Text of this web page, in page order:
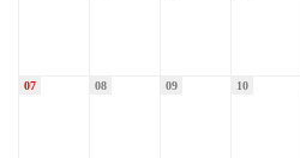
07 08 09 10